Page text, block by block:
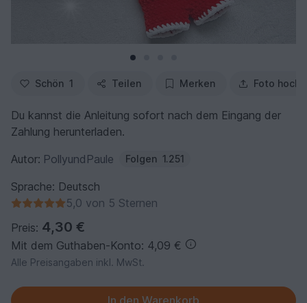
Schön 1 Teilen Merken Foto
Du kannst die Anleitung sofort nach dem Eingang der
Zahlung herunterladen.
Autor: PollyundPaule Folgen 1.251
Sprache: Deutsch
5,0 von 5 Sternen
Preis: 4,30 €
Mit dem Guthaben-Konto: 4,09 €
Alle Preisangaben inkl. MwSt.